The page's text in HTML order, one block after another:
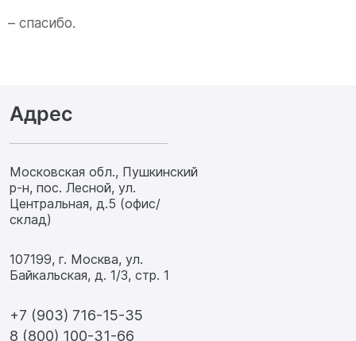
– спасибо.
Адрес
Московская обл., Пушкинский
р-н, пос. Лесной, ул.
Центральная, д.5 (офис/
склад)
107199, г. Москва, ул.
Байкальская, д. 1/3, стр. 1
+7 (903) 716-15-35
8 (800) 100-31-66